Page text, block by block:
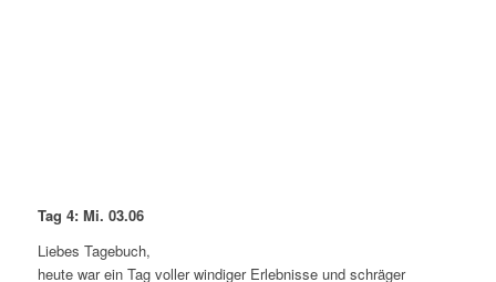
Tag 4: Mi. 03.06
Liebes Tagebuch,
heute war ein Tag voller windiger Erlebnisse und schräger